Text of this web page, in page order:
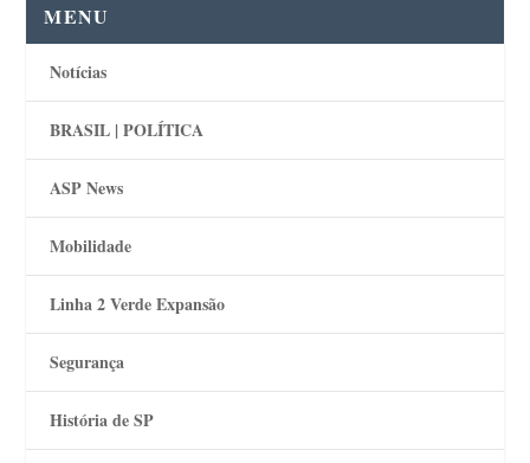
MENU
Notícias
BRASIL | POLÍTICA
ASP News
Mobilidade
Linha 2 Verde Expansão
Segurança
História de SP